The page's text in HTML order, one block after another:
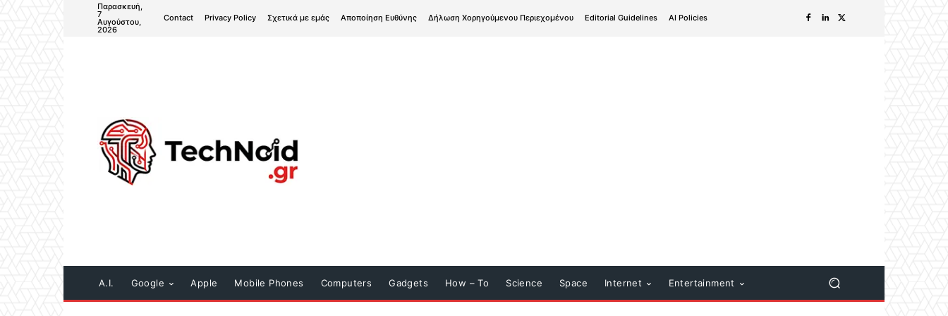
Παρασκευή,
7
Αυγούστου,
2026
Contact Privacy Policy Σχετικά με εμάς Αποποίηση Ευθύνης Δήλωση Χορηγούμενου Περιεχομένου Editorial Guidelines AI Policies
A.I. Google Apple Mobile Phones Computers Gadgets How – To Science Space Internet Entertainment